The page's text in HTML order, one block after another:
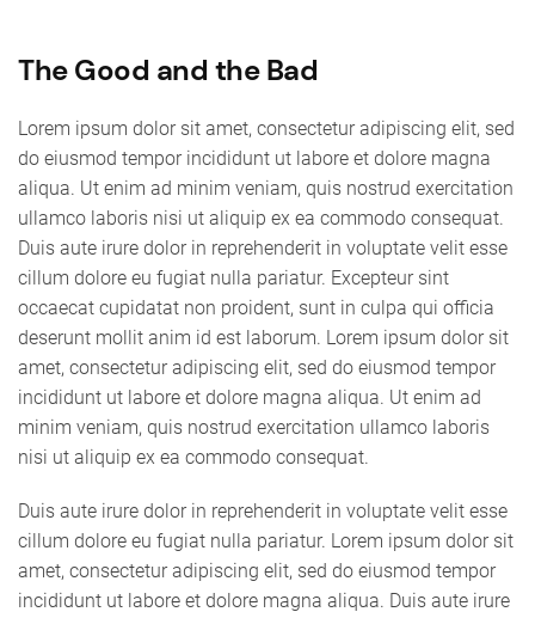
The Good and the Bad
Lorem ipsum dolor sit amet, consectetur adipiscing elit, sed
do eiusmod tempor incididunt ut labore et dolore magna
aliqua. Ut enim ad minim veniam, quis nostrud exercitation
ullamco laboris nisi ut aliquip ex ea commodo consequat.
Duis aute irure dolor in reprehenderit in voluptate velit esse
cillum dolore eu fugiat nulla pariatur. Excepteur sint
occaecat cupidatat non proident, sunt in culpa qui officia
deserunt mollit anim id est laborum. Lorem ipsum dolor sit
amet, consectetur adipiscing elit, sed do eiusmod tempor
incididunt ut labore et dolore magna aliqua. Ut enim ad
minim veniam, quis nostrud exercitation ullamco laboris
nisi ut aliquip ex ea commodo consequat.
Duis aute irure dolor in reprehenderit in voluptate velit esse
cillum dolore eu fugiat nulla pariatur. Lorem ipsum dolor sit
amet, consectetur adipiscing elit, sed do eiusmod tempor
incididunt ut labore et dolore magna aliqua. Duis aute irure